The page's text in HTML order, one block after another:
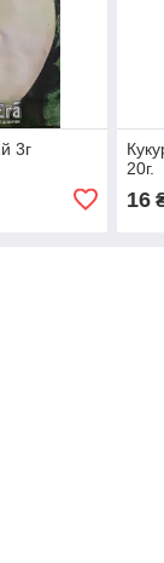
3г
20г.
16